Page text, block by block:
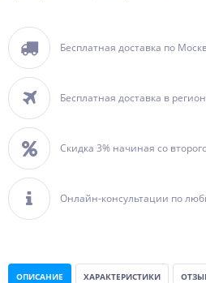
Бесплатная доставка по
Бесплатная доставка в
Скидка 3% начиная со
Онлайн-консультации по
ОПИСАНИЕ ХАРАКТЕРИСТИКИ